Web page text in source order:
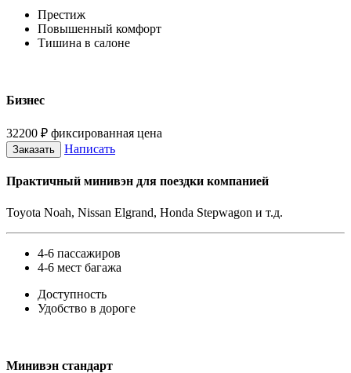
Престиж
Повышенный комфорт
Тишина в салоне
Бизнес
32200 ₽ фиксированная цена
Заказать Написать
Практичный минивэн для поездки компанией
Toyota Noah, Nissan Elgrand, Honda Stepwagon и т.д.
4-6 пассажиров
4-6 мест багажа
Доступность
Удобство в дороге
Минивэн стандарт